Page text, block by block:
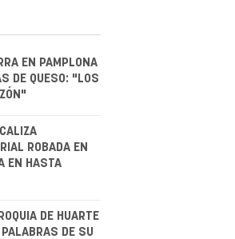
EN PAMPLONA
DE QUESO: "LOS
ROBADA EN
EN HASTA
DE HUARTE
DE SU